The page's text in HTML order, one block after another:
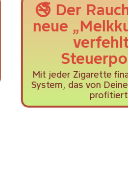
🚭 Der
neue
Mit jeder Zigarette
System, das von
profitiert.